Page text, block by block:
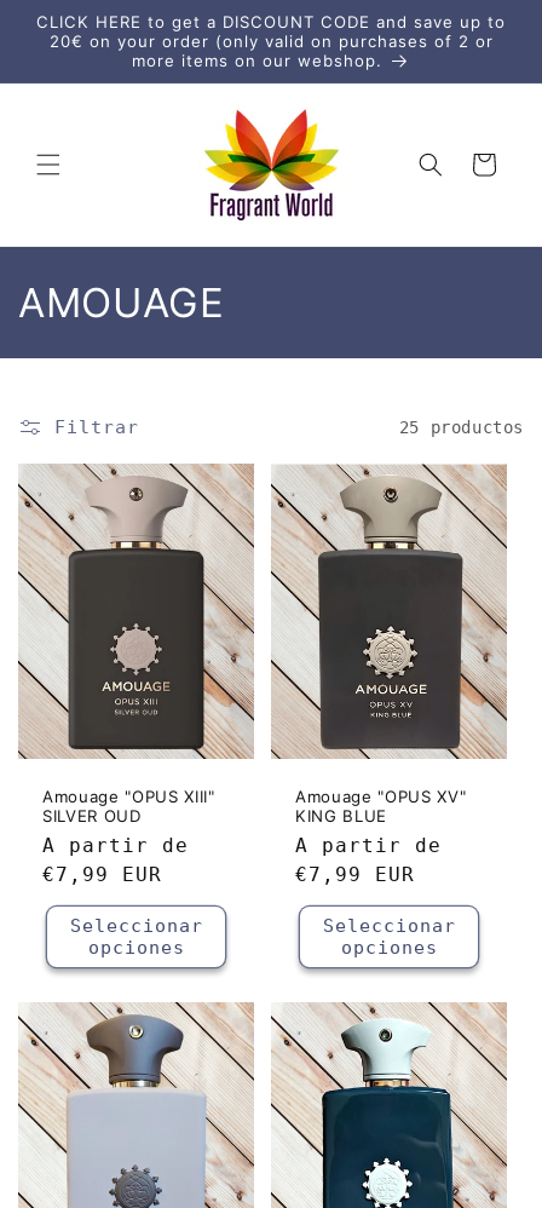
directamente
al contenido
CLICK HERE to get a DISCOUNT CODE and save up to
20€ on your order (only valid on purchases of 2 or
more items on our webshop.
Carrito
C
o
e
c
c
i
ó
n
:
AMOUAGE
Filtrar 25 productos
Amouage "OPUS XIII"
SILVER OUD
Precio
habitual
A partir de
€7,99 EUR
Seleccionar
opciones
Amouage "OPUS XV"
KING BLUE
Precio
habitual
A partir de
€7,99 EUR
Seleccionar
opciones